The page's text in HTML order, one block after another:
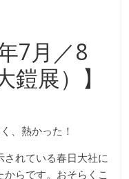
7月／8
鎧展）】
、熱かった！
れている春日大社に
らです。おそらくこ